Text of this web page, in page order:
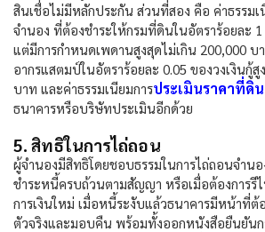
สินเชื่อไม่มีหลักประกัน ส่วนที่สอง คือ ค่าธรรมเ
จำนอง ที่ต้องชำระให้กรมที่ดินในอัตราร้อยละ 1
แต่มีการกำหนดเพดานสูงสุดไม่เกิน 200,000 บ
อากรแสตมป์ในอัตราร้อยละ 0.05 ของวงเงินกู้สู
บาท และค่าธรรมเนียมการประเมินราคาที่ดิน
ธนาคารหรือบริษัทประเมินอีกด้วย
5. สิทธิในการไถ่ถอน
ผู้จำนองมีสิทธิโดยชอบธรรมในการไถ่ถอนจำน
ชำระหนี้ครบถ้วนตามสัญญา หรือเมื่อต้องการ
การเงินใหม่ เมื่อหนี้ระงับแล้วธนาคารมีหน้าที่ต้
ตัวจริงและมอบคืน พร้อมทั้งออกหนังสือยืนยันก